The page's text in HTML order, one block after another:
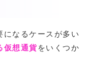
なるケースが多い
仮想通貨をいくつか